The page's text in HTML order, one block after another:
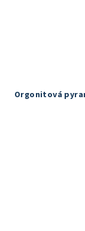
Orgonitová